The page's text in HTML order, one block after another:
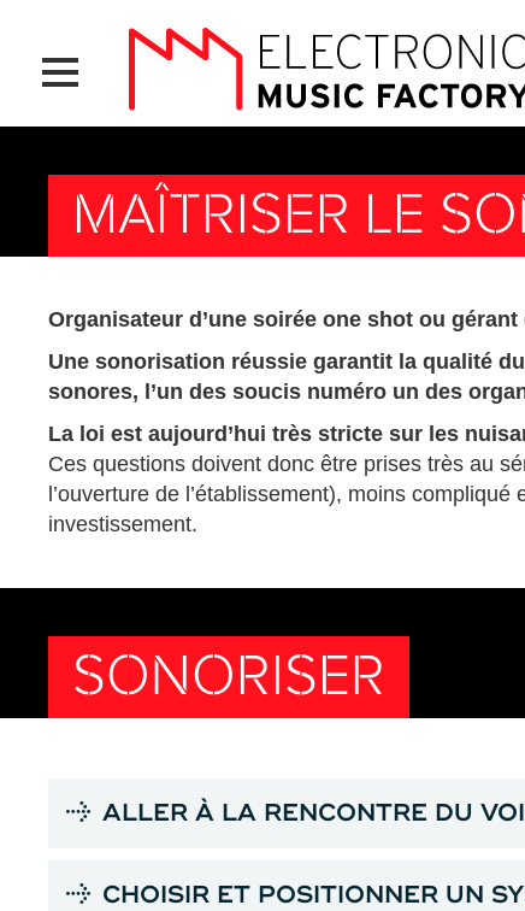
contenu
principal
MAÎTRISER LE
Organisateur d’une soirée one shot ou
Une sonorisation réussie garantit la qualité
sonores, l’un des soucis numéro un des
La loi est aujourd’hui très stricte sur les
Ces questions doivent donc être prises très au
l’ouverture de l’établissement), moins
investissement.
SONORISER
ALLER À LA RENCONTRE DU
CHOISIR ET POSITIONNER UN